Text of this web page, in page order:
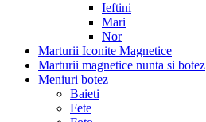
Ieftini
Mari
Nor
Marturii Iconite Magnetice
Marturii magnetice nunta si botez
Meniuri botez
Baieti
Fete